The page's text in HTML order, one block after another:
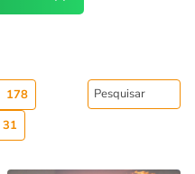
178
31